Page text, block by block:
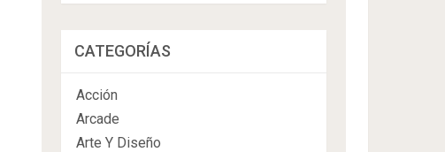
CATEGORÍAS
Acción
Arcade
Arte Y Diseño